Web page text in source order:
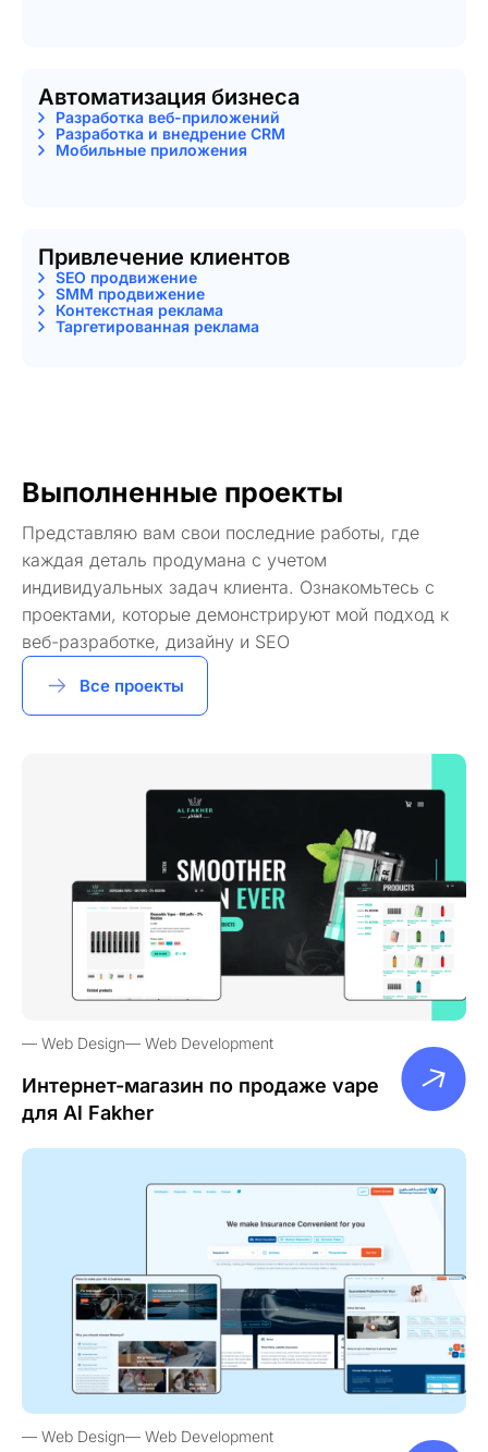
Автоматизация бизнеса
Разработка веб-приложений
Разработка и внедрение CRM
Мобильные приложения
Привлечение клиентов
SEO продвижение
SMM продвижение
Контекстная реклама
Таргетированная реклама
Выполненные проекты
Представляю вам свои последние работы, где
каждая деталь продумана с учетом
индивидуальных задач клиента. Ознакомьтесь с
проектами, которые демонстрируют мой подход к
веб-разработке, дизайну и SEO
Все проекты
Web Design Web Development
Интернет-магазин по продаже vape
для Al Fakher
Web Design Web Development